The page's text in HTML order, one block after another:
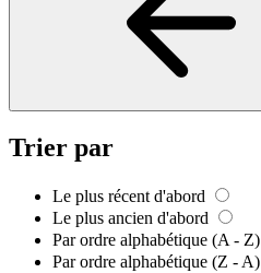
Trier par
Le plus récent d'abord
Le plus ancien d'abord
Par ordre alphabétique (A - Z)
Par ordre alphabétique (Z - A)